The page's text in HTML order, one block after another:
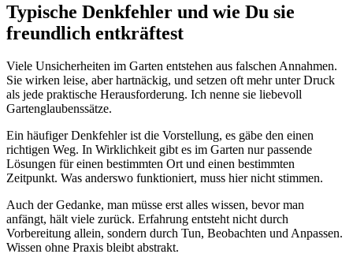
Typische Denkfehler und wie Du sie
freundlich entkräftest
Viele Unsicherheiten im Garten entstehen aus falschen Annahmen.
Sie wirken leise, aber hartnäckig, und setzen oft mehr unter Druck
als jede praktische Herausforderung. Ich nenne sie liebevoll
Gartenglaubenssätze.
Ein häufiger Denkfehler ist die Vorstellung, es gäbe den einen
richtigen Weg. In Wirklichkeit gibt es im Garten nur passende
Lösungen für einen bestimmten Ort und einen bestimmten
Zeitpunkt. Was anderswo funktioniert, muss hier nicht stimmen.
Auch der Gedanke, man müsse erst alles wissen, bevor man
anfängt, hält viele zurück. Erfahrung entsteht nicht durch
Vorbereitung allein, sondern durch Tun, Beobachten und Anpassen.
Wissen ohne Praxis bleibt abstrakt.